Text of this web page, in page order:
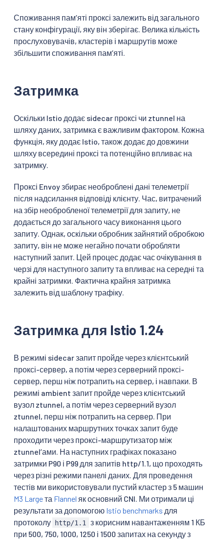
Споживання памʼяті проксі залежить від загального
стану конфігурації, яку він зберігає. Велика кількість
прослуховувачів, кластерів і маршрутів може
збільшити споживання памʼяті.
Затримка
Оскільки Istio додає sidecar проксі чи ztunnel на
шляху даних, затримка є важливим фактором. Кожна
функція, яку додає Istio, також додає до довжини
шляху всередині проксі та потенційно впливає на
затримку.
Проксі Envoy збирає необроблені дані телеметрії
після надсилання відповіді клієнту. Час, витрачений
на збір необробленої телеметрії для запиту, не
додається до загального часу виконання цього
запиту. Однак, оскільки обробник зайнятий обробкою
запиту, він не може негайно почати обробляти
наступний запит. Цей процес додає час очікування в
черзі для наступного запиту та впливає на середні та
крайні затримки. Фактична крайня затримка
залежить від шаблону трафіку.
Затримка для Istio 1.24
В режимі sidecar запит пройде через клієнтський
проксі-сервер, а потім через серверний проксі-
сервер, перш ніж потрапить на сервер, і навпаки. В
режимі ambient запит пройде через клієнтський
вузол ztunnel, а потім через серверний вузол
ztunnel, перш ніж потрапить на сервер. При
налаштованих маршрутних точках запит буде
проходити через проксі-маршрутизатор між
ztunnel’ами. На наступних графіках показано
затримки P90 і P99 для запитів http/1.1, що проходять
через різні режими панелі даних. Для проведення
тестів ми використовували пустий кластер з 5 машин
M3 Largeта Flannel як основний CNI. Ми отримали ці
результати за допомогою Istio benchmarks для
протоколу http/1.1
з корисним навантаженням 1 КБ
при 500, 750, 1000, 1250 і 1500 запитах на секунду з